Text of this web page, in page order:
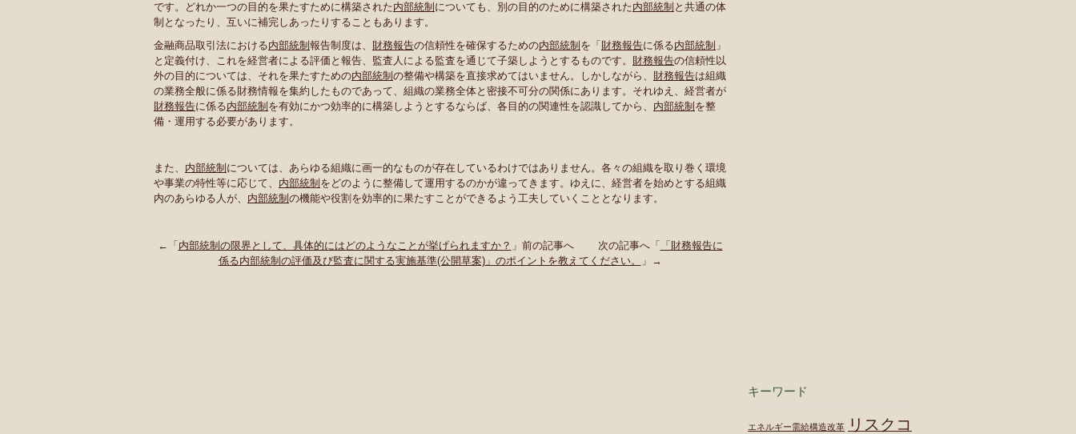
です。どれか一つの目的を果たすために構築された内部統制 についても、別の目的のために構築された内部統制 と共通の体
制となったり、互いに補完しあったりすることもあります。
金融商品取引法における内部統制 報告制度は、 財務報告の信頼性を確保するための内部統制 を「 財務報告に係る内部統制 」
と定義付け、これを経営者による評価と報告、監査人による監査を通じて子築しようとするものです。 財務報告の信頼性以
外の目的については、それを果たすための内部統制 の整備や構築を直接求めてはいません。しかしながら、 財務報告は組織
の業務全般に係る財務情報を集約したものであって、組織の業務全体と密接不可分の関係にあります。それゆえ、経営者が
財務報告に係る内部統制 を有効にかつ効率的に構築しようとするならば、各目的の関連性を認識してから、 内部統制 を整
備・運用する必要があります。
また、 内部統制 については、あらゆる組織に画一的なものが存在しているわけではありません。各々の組織を取り巻く環境
や事業の特性等に応じて、 内部統制 をどのように整備して運用するのかが違ってきます。ゆえに、経営者を始めとする組織
内のあらゆる人が、 内部統制 の機能や役割を効率的に果たすことができるよう工夫していくこととなります。
←「 内部統制の限界として、具体的にはどのようなことが挙げられますか？ 」前の記事へ 次の記事へ「
「財務報告に
係る内部統制の評価及び監査に関する実施基準(公開草案)」のポイントを教えてください。
」→
キーワード
エネルギー需給構造改革
リスクコ